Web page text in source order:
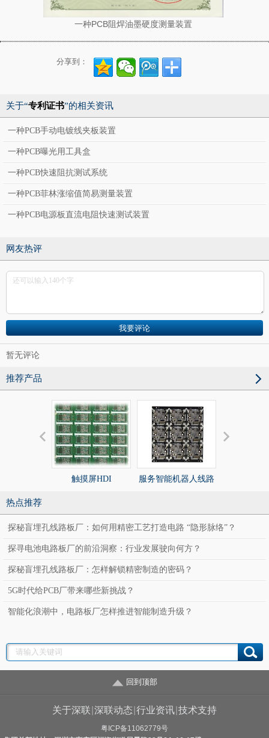
一种PCB阻焊油墨硬度测量装置
分享到：
关于“专利证书”的相关资讯
一种PCB手动电镀线夹板装置
一种PCB曝光用工具盒
一种PCB快速阻抗测试系统
一种PCB菲林涨缩值简易测量装置
一种PCB电源板直流电阻快速测试装置
网友热评
暂无评论
推荐产品
触摸屏HDI 服务智能机器人线路
热点推荐
探秘盲埋孔线路板厂：如何用精密工艺打造电路 “隐形脉络”？
探寻电池电路板厂的前沿洞察：行业发展驶向何方？
探秘盲埋孔线路板厂：怎样解锁精密制造的密码？
5G时代给PCB厂带来哪些新挑战？
智能化浪潮中，电路板厂怎样推进智能制造升级？
回到顶部
关于深联 深联动态 行业资讯 技术支持
粤ICP备11062779号